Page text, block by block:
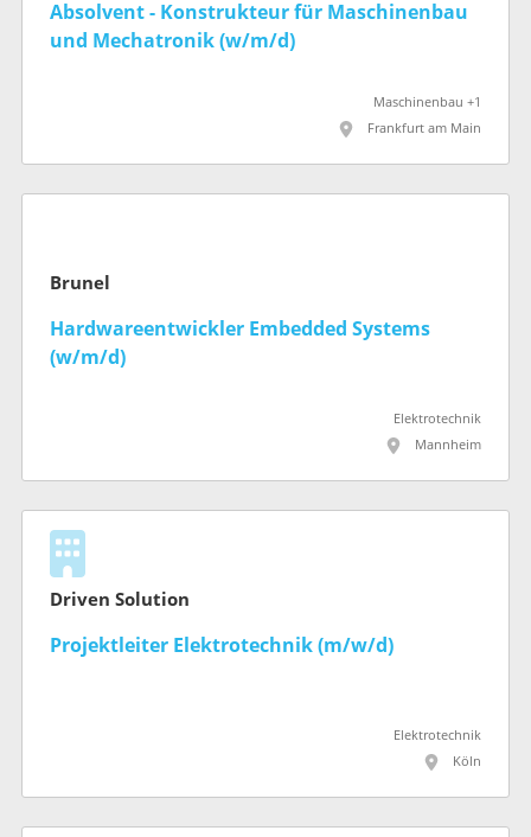
Absolvent - Konstrukteur für Maschinenbau
und Mechatronik (w/m/d)
Maschinenbau +1
Frankfurt am Main
Brunel
Hardwareentwickler Embedded Systems
(w/m/d)
Elektrotechnik
Mannheim
Driven Solution
Projektleiter Elektrotechnik (m/w/d)
Elektrotechnik
Köln